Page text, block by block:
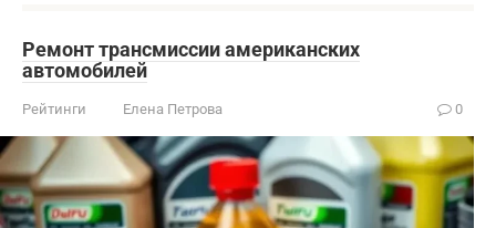
Ремонт трансмиссии американских
автомобилей
Рейтинги Елена Петрова 0